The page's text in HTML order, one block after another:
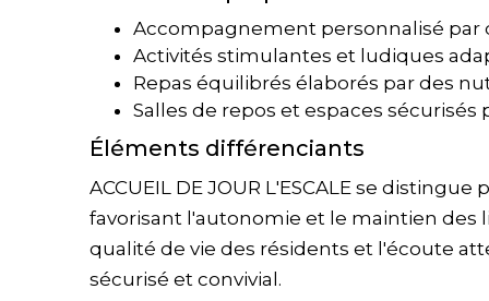
Accompagnement personnalisé par
Activités stimulantes et ludiques
Repas équilibrés élaborés par des
Salles de repos et espaces
Éléments différenciants
ACCUEIL DE JOUR L'ESCALE se
favorisant l'autonomie et le maintien des
qualité de vie des résidents et l'écoute
sécurisé et convivial.